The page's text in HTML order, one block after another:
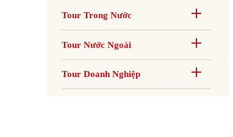
Tour Trong Nước
Tour Nước Ngoài
Tour Doanh Nghiệp